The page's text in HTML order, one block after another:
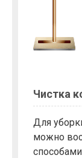
Чистка
Для
можно